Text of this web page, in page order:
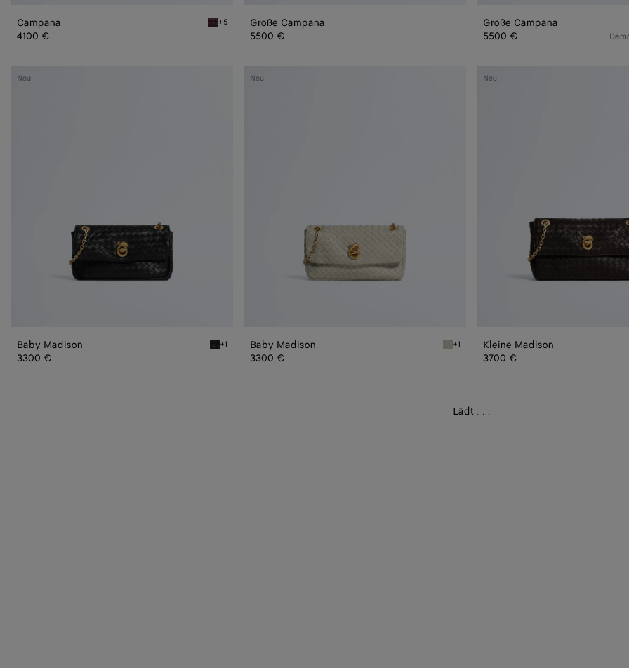
Campana Deep mahogany Campana
+5
4100 €
Große Campana
5500 €
Große Campana
5500 €
Neu
Baby
Baby Madison Black Baby Madison
+1
3300 €
Neu
Baby
Baby Madison Silica grey Baby Madison
+1
3300 €
Neu
Kleine
Kleine Madison
3700 €
Lädt . . .